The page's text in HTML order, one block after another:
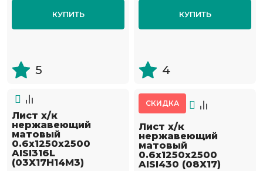
КУПИТЬ
5
КУПИТЬ
4
Лист х/к
нержавеющий
матовый
0.6х1250х2500
AISI316L
(03Х17Н14М3)
СКИДКА
Лист х/к
нержавеющий
матовый
0.6х1250х2500
AISI430 (08Х17)